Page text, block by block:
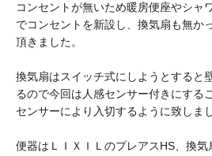
コンセントが無いため暖房便座やシャ
でコンセントを新設し、換気扇も無か
頂きました。
換気扇はスイッチ式にしようとすると
るので今回は人感センサー付きにする
センサーにより入切するように致しまし
便器はＬＩＸＩＬのプレアスHS、換